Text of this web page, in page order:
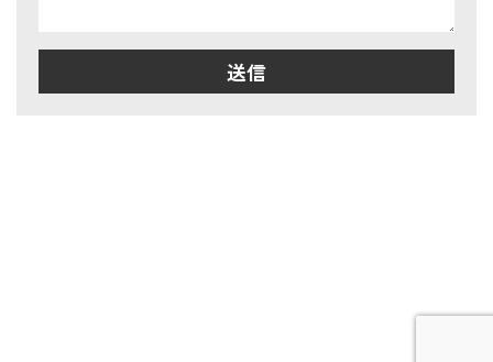
送信